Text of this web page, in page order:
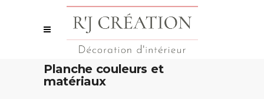
Planche couleurs et
matériaux